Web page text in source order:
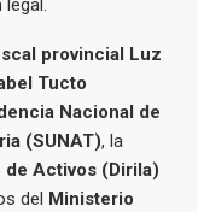
provincial Luz
Tucto
Nacional de
(SUNAT), la
de Activos (Dirila)
del
Ministerio